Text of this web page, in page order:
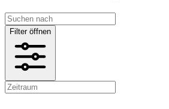
Filter öffnen